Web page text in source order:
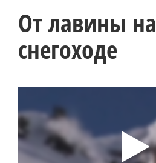
От лавины на
снегоходе